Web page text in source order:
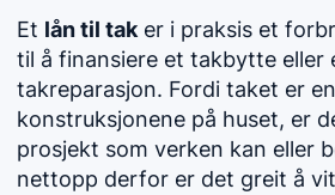
Et lån til taker i praksis et
til å finansiere et takbytte eller
takreparasjon. Fordi taket er
konstruksjonene på huset, er
prosjekt som verken kan eller
nettopp derfor er det greit å